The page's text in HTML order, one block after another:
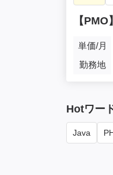
【
単価/月
勤務地
Hotワー
Java